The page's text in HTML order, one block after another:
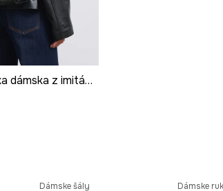
Ruksak - taška dámska z imitácie kože
Dámske šály Dámske